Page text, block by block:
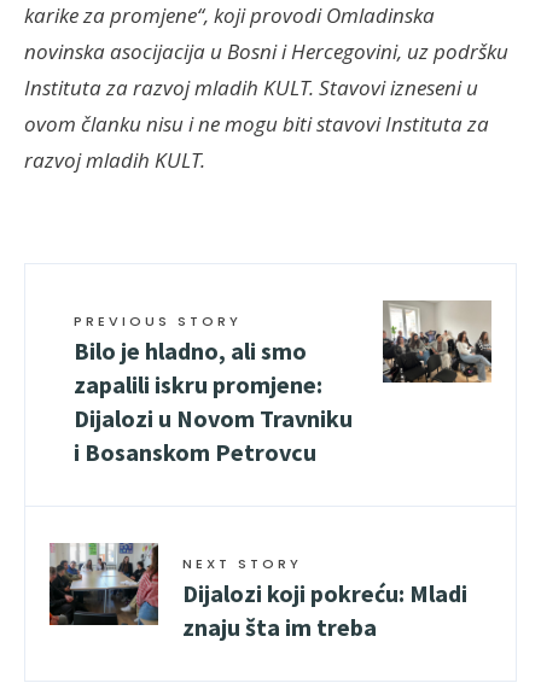
karike za promjene“, koji provodi Omladinska
novinska asocijacija u Bosni i Hercegovini, uz podršku
Instituta za razvoj mladih KULT. Stavovi izneseni u
ovom članku nisu i ne mogu biti stavovi Instituta za
razvoj mladih KULT.
PREVIOUS STORY
Bilo je hladno, ali smo
zapalili iskru promjene:
Dijalozi u Novom Travniku
i Bosanskom Petrovcu
NEXT STORY
Dijalozi koji pokreću: Mladi
znaju šta im treba